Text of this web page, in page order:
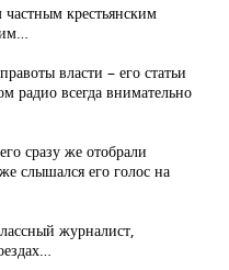
крестьянским
власти – его статьи
радио всегда внимательно
сразу же отобрали
слышался его голос на
журналист,